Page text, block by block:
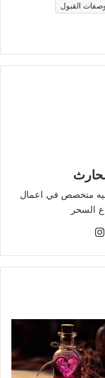
القبول
متخصص في اعمال
السحر
بينتيريست